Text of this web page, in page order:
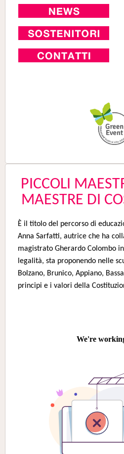
PICCOLI
MAESTRE DI
È il titolo del percorso di
Anna Sarfatti, autrice che ha
magistrato Gherardo Colombo
legalità, sta proponendo nelle
Bolzano, Brunico, Appiano,
principi e i valori della